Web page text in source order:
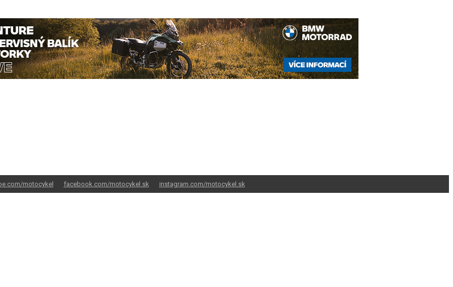
motocykel facebook.com/motocykel.sk instagram.com/motocykel.sk